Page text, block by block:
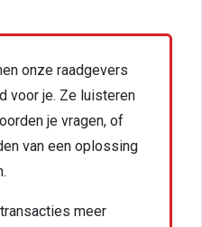
onze raadgevers
voor je. Ze luisteren
je vragen, of
van een oplossing
meer